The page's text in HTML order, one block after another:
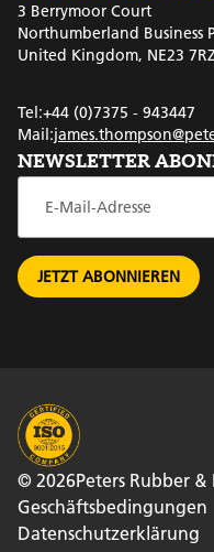
3 Berrymoor Court
Northumberland Business
United Kingdom, NE23
Tel:+44 (0)7375 - 943447
Mail:
NEWSLETTER
© 2026Peters Rubber &
Geschäftsbedingungen
Datenschutzerklärung